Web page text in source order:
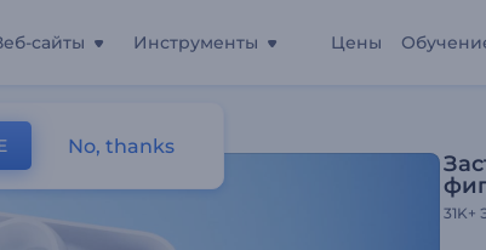
сайты Инструменты Цены
31K+
No, thanks